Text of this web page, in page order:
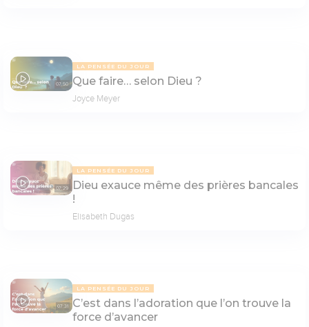
07:50
LA PENSÉE DU JOUR
Que faire… selon Dieu ?
Joyce Meyer
07:29
LA PENSÉE DU JOUR
Dieu exauce même des prières bancales
!
Elisabeth Dugas
07:31
LA PENSÉE DU JOUR
C’est dans l’adoration que l’on trouve la
force d’avancer